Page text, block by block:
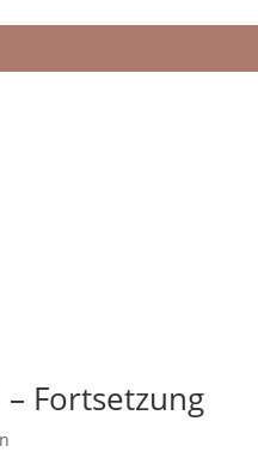
Fortsetzung